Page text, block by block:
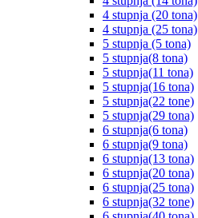
4 stupnja (20 tona)
4 stupnja (25 tona)
5 stupnja (5 tona)
5 stupnja(8 tona)
5 stupnja(11 tona)
5 stupnja(16 tona)
5 stupnja(22 tone)
5 stupnja(29 tona)
6 stupnja(6 tona)
6 stupnja(9 tona)
6 stupnja(13 tona)
6 stupnja(20 tona)
6 stupnja(25 tona)
6 stupnja(32 tone)